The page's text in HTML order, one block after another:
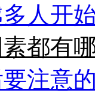
人开
都有
注意